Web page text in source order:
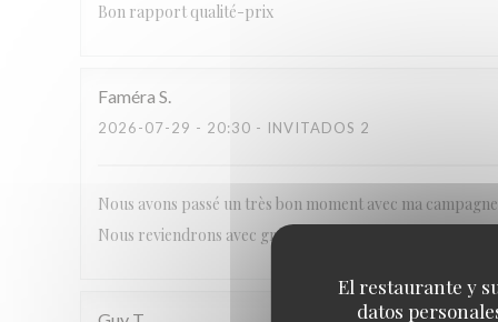
El restaurante y
datos
Bon rapport qualité-prix
Faméra S
2026-07-29 - 20:30 - INVITADOS 2
Nous avons passé un très bon moment avec ma
Nous reviendrons avec grand plaisir. Merci